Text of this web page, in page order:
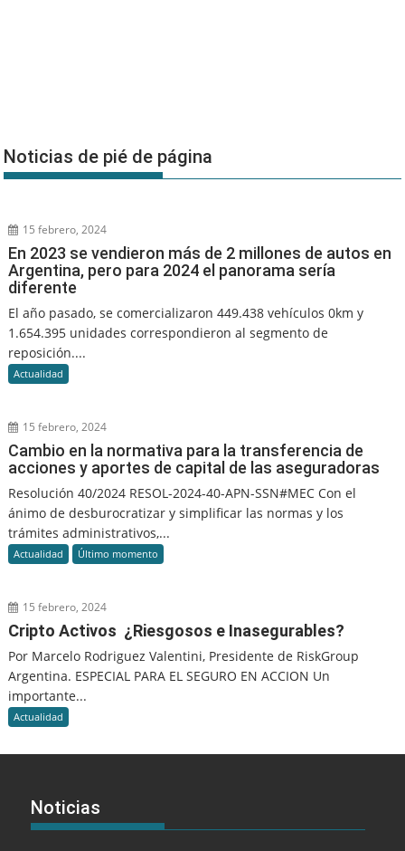
Noticias de pié de página
15 febrero, 2024
En 2023 se vendieron más de 2 millones de autos en
Argentina, pero para 2024 el panorama sería
diferente
El año pasado, se comercializaron 449.438 vehículos 0km y
1.654.395 unidades correspondieron al segmento de
reposición....
Actualidad
15 febrero, 2024
Cambio en la normativa para la transferencia de
acciones y aportes de capital de las aseguradoras
Resolución 40/2024 RESOL-2024-40-APN-SSN#MEC Con el
ánimo de desburocratizar y simplificar las normas y los
trámites administrativos,...
Actualidad Último momento
15 febrero, 2024
Cripto Activos ¿Riesgosos e Inasegurables?
Por Marcelo Rodriguez Valentini, Presidente de RiskGroup
Argentina. ESPECIAL PARA EL SEGURO EN ACCION Un
importante...
Actualidad
Noticias